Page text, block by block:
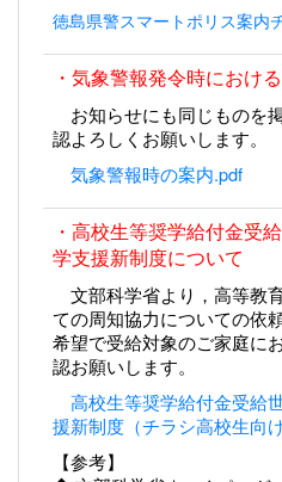
徳島県警スマートポリス案内
・気象警報発令時におけ
お知らせにも同じものを
認よろしくお願いします。
気象警報時の案内.pdf
・高校生等奨学給付金受
学支援新制度について
文部科学省より，高等教
ての周知協力についての依
希望で受給対象のご家庭に
認お願いします。
高校生等奨学給付金受給
援新制度（チラシ高校生向
【参考】